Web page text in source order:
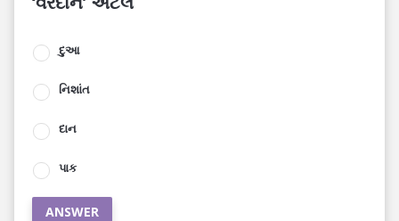
દુઆ
નિશાંત
દાન
પાક
ANSWER